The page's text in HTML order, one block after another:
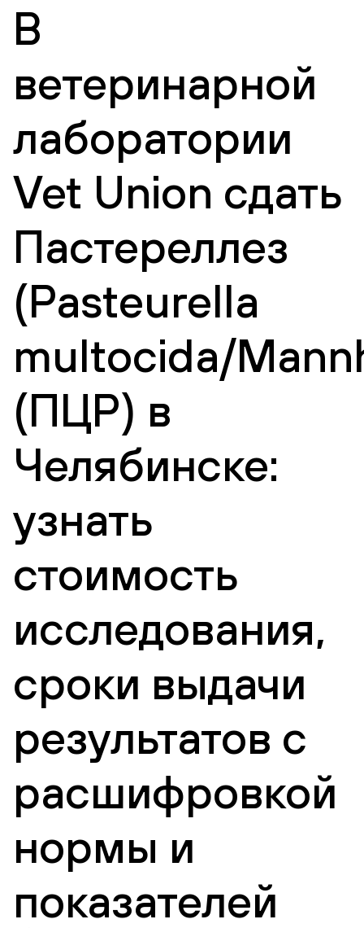
В
ветеринарной
лаборатории
Vet Union сдать
Пастереллез
(Pasteurella
multocida/
(ПЦР) в
Челябинске:
узнать
стоимость
исследования,
сроки выдачи
результатов с
расшифровкой
нормы и
показателей